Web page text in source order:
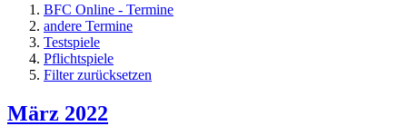
BFC Online - Termine
andere Termine
Testspiele
Pflichtspiele
Filter zurücksetzen
März 2022